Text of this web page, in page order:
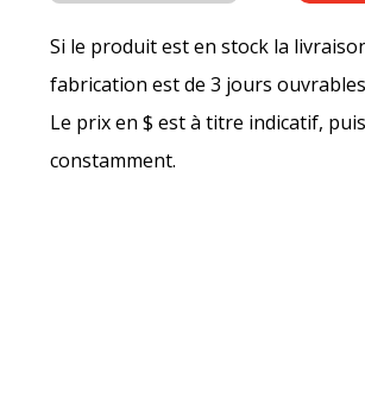
Si le produit est en stock la
fabrication est de 3 jours ouvrables
Le prix en $ est à titre indicatif,
constamment.